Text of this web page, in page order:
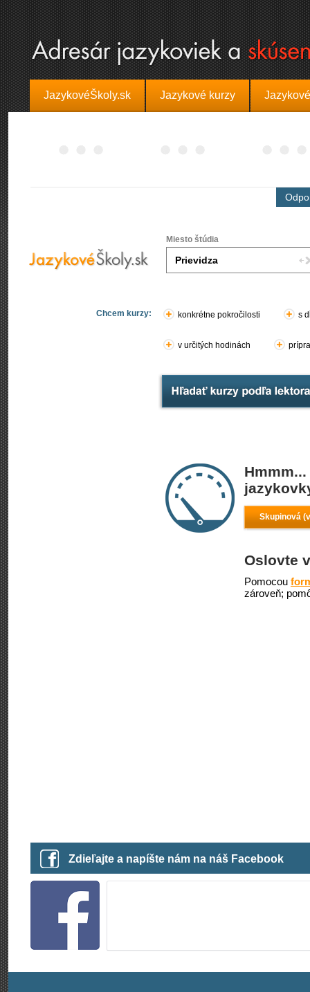
JazykovéŠkoly.sk Jazykové kurzy
Miesto štúdia
Chcem kurzy: konkrétne pokročilosti s
v určitých hodinách
Skupinová
Oslovte
Pomocou
zároveň;
Zdieľajte a napíšte nám na náš Facebook